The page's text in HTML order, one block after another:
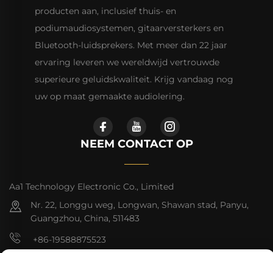
producten aan, inclusief thuis- en
podiumaudiosystemen, gitaarversterkers en
Bluetooth-luidsprekers. Met meer dan 22 jaar
ervaring leveren we wereldwijd vertrouwde
superieure geluidskwaliteit. Krijg vandaag nog
uw op maat gemaakte audiolering.
NEEM CONTACT OP
Aa1 Technology Electronic Co., Limited
Nr. 22, Longgu weg, Longwan, Shawan stad, Panyu,
Guangzhou, China, 511483
+86-19588875523